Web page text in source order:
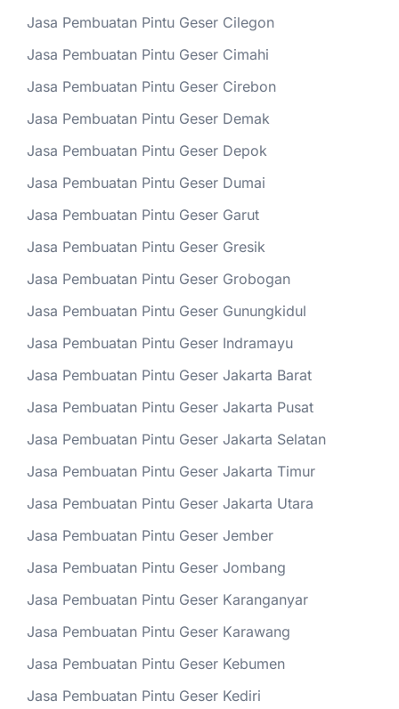
Jasa Pembuatan Pintu Geser Cilegon
Jasa Pembuatan Pintu Geser Cimahi
Jasa Pembuatan Pintu Geser Cirebon
Jasa Pembuatan Pintu Geser Demak
Jasa Pembuatan Pintu Geser Depok
Jasa Pembuatan Pintu Geser Dumai
Jasa Pembuatan Pintu Geser Garut
Jasa Pembuatan Pintu Geser Gresik
Jasa Pembuatan Pintu Geser Grobogan
Jasa Pembuatan Pintu Geser Gunungkidul
Jasa Pembuatan Pintu Geser Indramayu
Jasa Pembuatan Pintu Geser Jakarta Barat
Jasa Pembuatan Pintu Geser Jakarta Pusat
Jasa Pembuatan Pintu Geser Jakarta Selatan
Jasa Pembuatan Pintu Geser Jakarta Timur
Jasa Pembuatan Pintu Geser Jakarta Utara
Jasa Pembuatan Pintu Geser Jember
Jasa Pembuatan Pintu Geser Jombang
Jasa Pembuatan Pintu Geser Karanganyar
Jasa Pembuatan Pintu Geser Karawang
Jasa Pembuatan Pintu Geser Kebumen
Jasa Pembuatan Pintu Geser Kediri